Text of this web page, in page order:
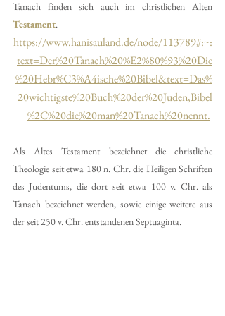
Testament.
https://www.hanisauland.de/node/113789#:~:
text=Der%20Tanach%20%E2%80%93%20Die
%20Hebr%C3%A4ische%20Bibel&text=Das%
20wichtigste%20Buch%20der%20Juden,Bibel
%2C%20die%20man%20Tanach%20nennt.
Als Altes Testament bezeichnet die christliche
Theologie seit etwa 180 n. Chr. die Heiligen Schriften
des Judentums, die dort seit etwa 100 v. Chr. als
Tanach bezeichnet werden, sowie einige weitere aus
der seit 250 v. Chr. entstandenen Septuaginta.